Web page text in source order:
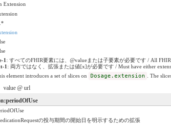
Extension
1 : すべてのFHIR要素には、@valueまたは子要素が必要です / All
1 : 両方ではなく、拡張または値[x]が必要です / Must have either
element introduces a set of slices on Dosage.extension . The
value @ url
の投与期間の開始日を明示するための拡張